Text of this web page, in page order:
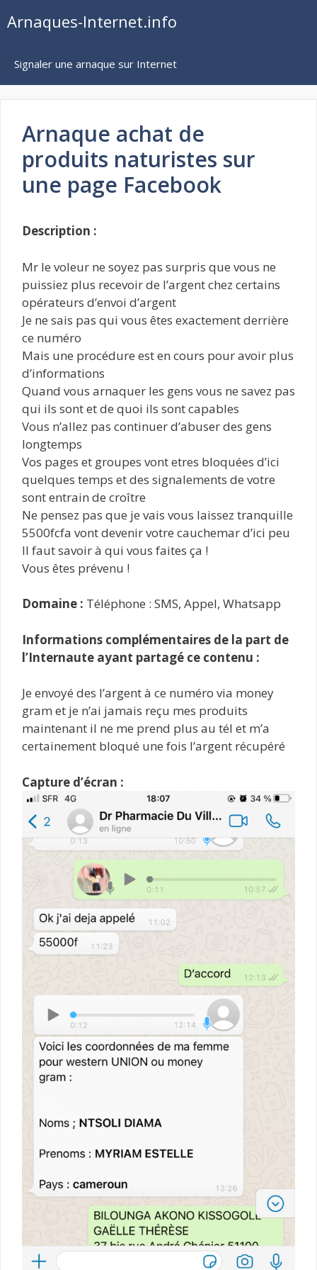
auArnaques-Internet.info
Signaler une arnaque sur Internet
Arnaque achat de
produits naturistes sur
une page Facebook
Description :
Mr le voleur ne soyez pas surpris que vous ne
puissiez plus recevoir de l’argent chez certains
opérateurs d’envoi d’argent
Je ne sais pas qui vous êtes exactement derrière
ce numéro
Mais une procédure est en cours pour avoir plus
d’informations
Quand vous arnaquer les gens vous ne savez pas
qui ils sont et de quoi ils sont capables
Vous n’allez pas continuer d’abuser des gens
longtemps
Vos pages et groupes vont etres bloquées d’ici
quelques temps et des signalements de votre
sont entrain de croître
Ne pensez pas que je vais vous laissez tranquille
5500fcfa vont devenir votre cauchemar d’ici peu
Il faut savoir à qui vous faites ça !
Vous êtes prévenu !
Domaine : Téléphone : SMS, Appel, Whatsapp
Informations complémentaires de la part de
l’Internaute ayant partagé ce contenu :
Je envoyé des l’argent à ce numéro via money
gram et je n’ai jamais reçu mes produits
maintenant il ne me prend plus au tél et m’a
certainement bloqué une fois l’argent récupéré
Capture d’écran :